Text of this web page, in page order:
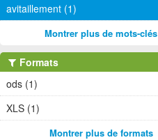
avitaillement (1)
Montrer plus de mots-clés
Formats
ods (1)
XLS (1)
Montrer plus de formats